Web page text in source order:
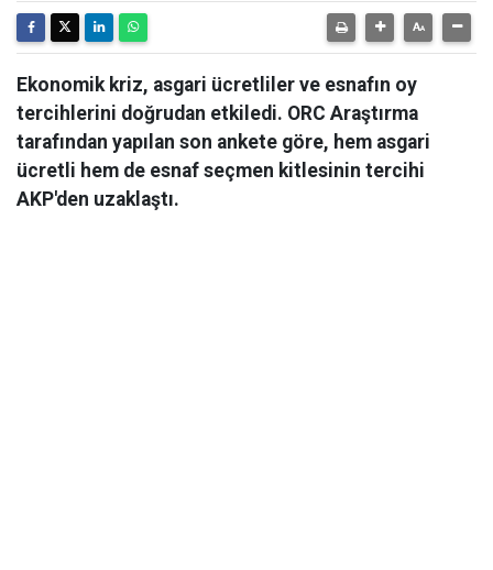
Ekonomik kriz, asgari ücretliler ve esnafın oy
tercihlerini doğrudan etkiledi. ORC Araştırma
tarafından yapılan son ankete göre, hem asgari
ücretli hem de esnaf seçmen kitlesinin tercihi
AKP'den uzaklaştı.